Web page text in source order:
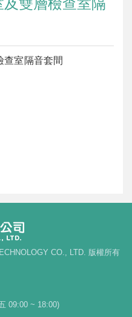
雙層檢查室隔
查室隔音套間
CO., LTD. 版權所有
09:00 ~ 18:00)